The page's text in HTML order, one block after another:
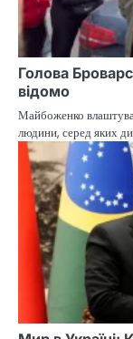
Голова
відомо
Майбоженко
людини, серед яких